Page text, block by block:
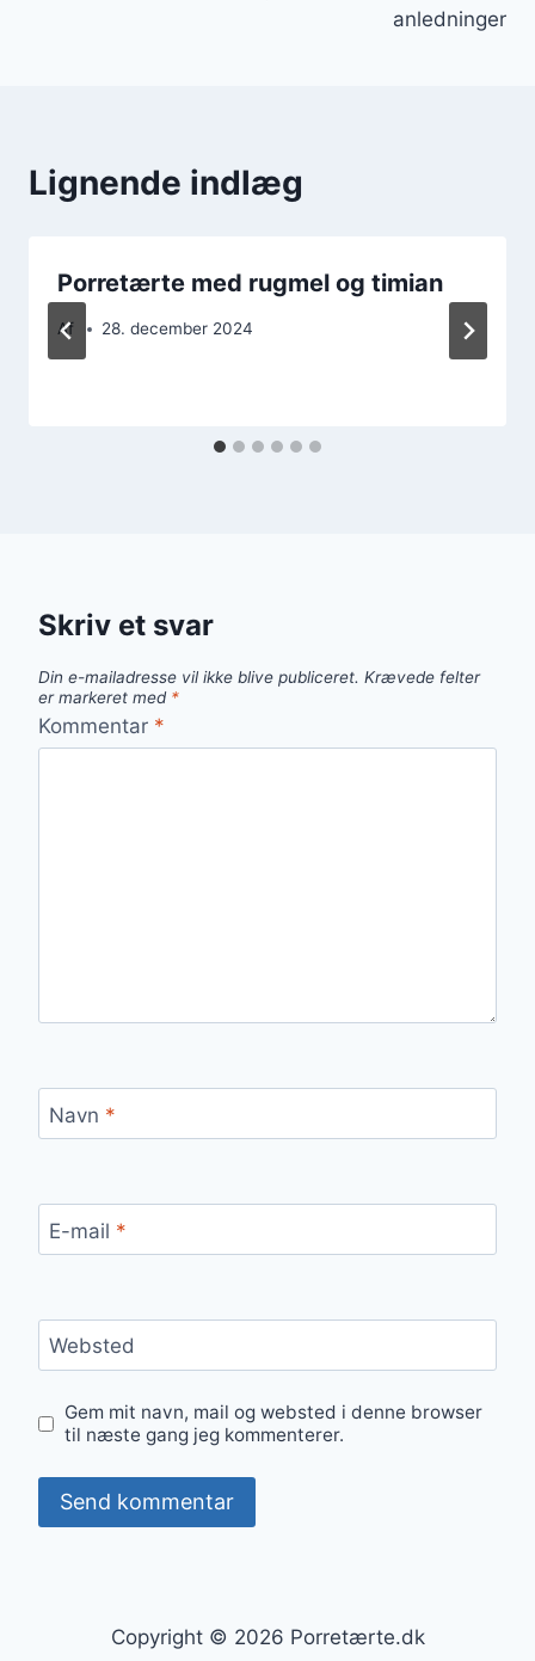
anledninger
Lignende indlæg
Porretærte med rugmel og timian
Af 28. december 2024
Skriv et svar
Din e-mailadresse vil ikke blive publiceret. Krævede felter
er markeret med *
Kommentar *
Navn *
E-mail *
Websted
Gem mit navn, mail og websted i denne browser
til næste gang jeg kommenterer.
Copyright © 2026 Porretærte.dk